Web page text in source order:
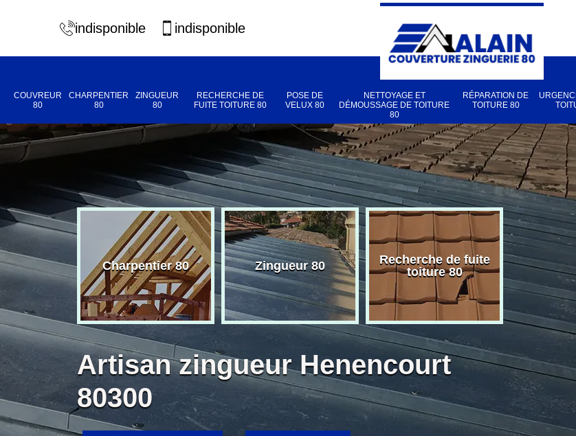
indisponible indisponible
COUVREUR
80
CHARPENTIER
80
ZINGUEUR
80
RECHERCHE DE
FUITE TOITURE 80
POSE DE
VELUX 80
NETTOYAGE ET
DÉMOUSSAGE DE TOITURE
80
RÉPARATION DE
TOITURE 80
80 Charpentier 80 Zingueur 80
Recherche de fuite
toiture 80
Pose
Artisan zingueur Henencourt
80300